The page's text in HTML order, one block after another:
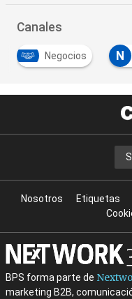
Canales
Negocios N
Nosotros Etiquetas
BPS forma parte de
marketing B2B,